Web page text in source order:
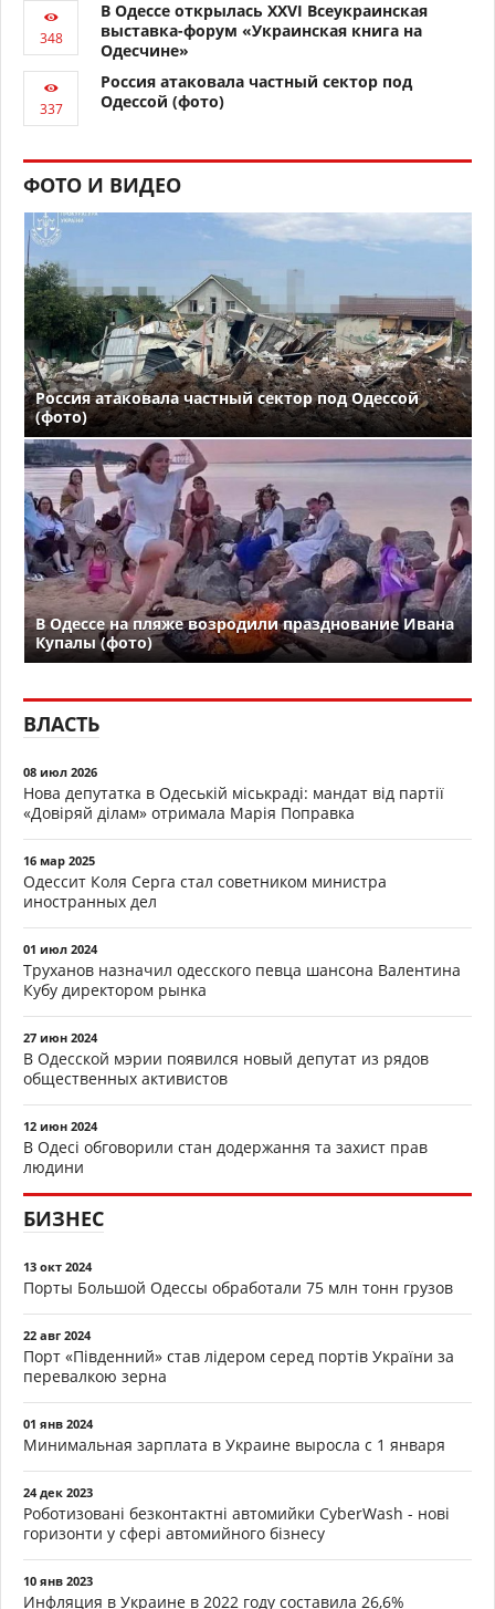
В Одессе открылась XXVI Всеукраинская
выставка-форум «Украинская книга на
Одесчине»
Россия атаковала частный сектор под
Одессой (фото)
ФОТО И ВИДЕО
Россия атаковала частный сектор под Одессой
(фото)
В Одессе на пляже возродили празднование Ивана
Купалы (фото)
ВЛАСТЬ
08 июл 2026
Нова депутатка в Одеській міськраді: мандат від партії
«Довіряй ділам» отримала Марія Поправка
16 мар 2025
Одессит Коля Серга стал советником министра
иностранных дел
01 июл 2024
Труханов назначил одесского певца шансона Валентина
Кубу директором рынка
27 июн 2024
В Одесской мэрии появился новый депутат из рядов
общественных активистов
12 июн 2024
В Одесі обговорили стан додержання та захист прав
людини
БИЗНЕС
13 окт 2024
Порты Большой Одессы обработали 75 млн тонн грузов
22 авг 2024
Порт «Південний» став лідером серед портів України за
перевалкою зерна
01 янв 2024
Минимальная зарплата в Украине выросла с 1 января
24 дек 2023
Роботизовані безконтактні автомийки CyberWash - нові
горизонти у сфері автомийного бізнесу
10 янв 2023
Инфляция в Украине в 2022 году составила 26,6%